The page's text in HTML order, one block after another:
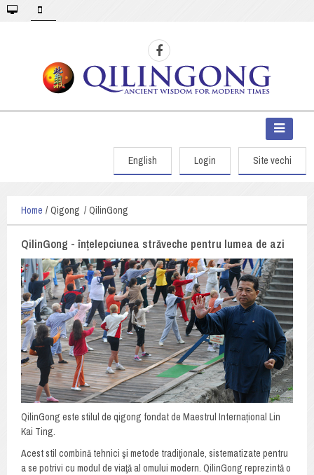
English Login Site vechi
Home Qigong QilinGong
QilinGong - înțelepciunea străveche pentru lumea de azi
QilinGong este stilul de qigong fondat de Maestrul Internațional Lin
Kai Ting.
Acest stil combină tehnici şi metode tradiţionale, sistematizate pentru
a se potrivi cu modul de viaţă al omului modern. QilinGong reprezintă o